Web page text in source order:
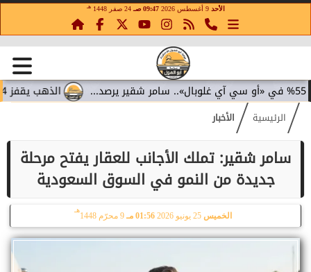
الأحد 9 أغسطس 2026 09:47 صـ 24 صفر 1448 هـ
الذهب يقفز 4.4% مع تراجع عوائد السندات.. سامر شقير يقرأ تحولات الاستثمار...
الرئيسية الأخبار
سامر شقير: تملك الأجانب للعقار يفتح مرحلة
جديدة من النمو في السوق السعودية
الخميس 25 يونيو 2026 01:56 مـ 9 محرّم 1448
هـ